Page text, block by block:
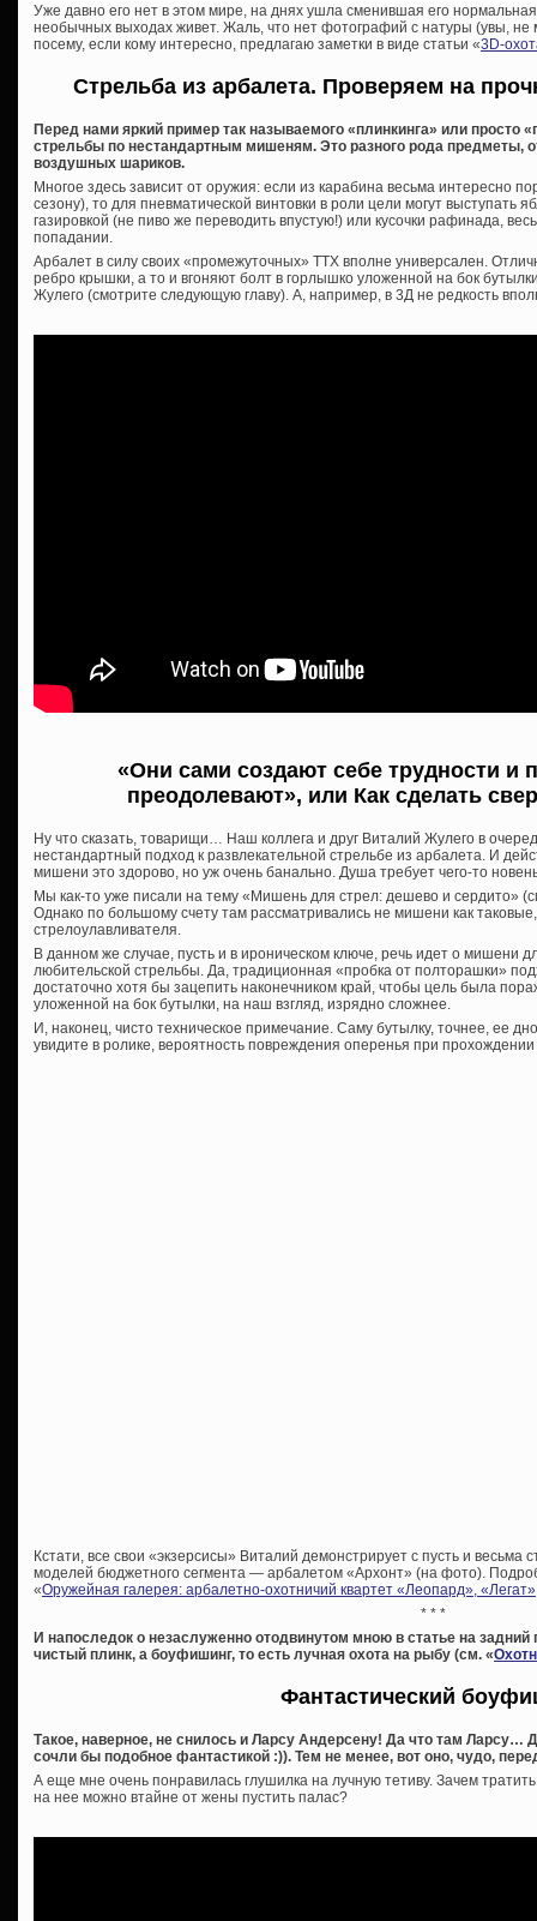
Уже давно его нет в этом мире, на днях ушла сменившая его
необычных выходах живет. Жаль, что нет фотографий с натуры (увы, не
посему, если кому интересно, предлагаю заметки в виде статьи «3D-
Стрельба из арбалета. Проверяем на
Перед нами яркий пример так называемого «плинкинга» или просто
стрельбы по нестандартным мишеням. Это разного рода предметы,
воздушных шариков.
Многое здесь зависит от оружия: если из карабина весьма интересно
сезону), то для пневматической винтовки в роли цели могут выступать
газировкой (не пиво же переводить впустую!) или кусочки рафинада,
попадании.
Арбалет в силу своих «промежуточных» ТТХ вполне универсален.
ребро крышки, а то и вгоняют болт в горлышко уложенной на бок
Жулего (смотрите следующую главу). А, например, в 3Д не редкость
«Они сами создают себе трудности и
преодолевают», или Как сделать
Ну что сказать, товарищи… Наш коллега и друг Виталий Жулего в
нестандартный подход к развлекательной стрельбе из арбалета. И
мишени это здорово, но уж очень банально. Душа требует чего-то
Мы как-то уже писали на тему «Мишень для стрел: дешево и сердито»
Однако по большому счету там рассматривались не мишени как
стрелоулавливателя.
В данном же случае, пусть и в ироническом ключе, речь идет о мишени
любительской стрельбы. Да, традиционная «пробка от полторашки»
достаточно хотя бы зацепить наконечником край, чтобы цель была
уложенной на бок бутылки, на наш взгляд, изрядно сложнее.
И, наконец, чисто техническое примечание. Саму бутылку, точнее, ее
увидите в ролике, вероятность повреждения оперенья при
Кстати, все свои «экзерсисы» Виталий демонстрирует с пусть и весьма
моделей бюджетного сегмента — арбалетом «Архонт» (на фото).
«Оружейная галерея: арбалетно-охотничий квартет «Леопард»,
* * *
И напоследок о незаслуженно отодвинутом мною в статье на
чистый плинк, а боуфишинг, то есть лучная охота на рыбу (см. «
Фантастический
Такое, наверное, не снилось и Ларсу Андерсену! Да что там Ларсу…
сочли бы подобное фантастикой :)). Тем не менее, вот оно, чудо,
А еще мне очень понравилась глушилка на лучную тетиву. Зачем
на нее можно втайне от жены пустить палас?